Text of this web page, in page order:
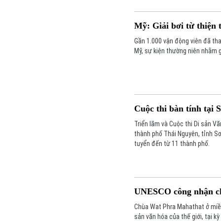
Mỹ: Giải bơi từ thiện
Gần 1.000 vận động viên đã
Mỹ, sự kiện thường niên
Cuộc thi bàn tính tại
Triển lãm và Cuộc thi Di sản
thành phố Thái Nguyên, tỉnh
tuyển đến từ 11 thành phố.
UNESCO công nhận
Chùa Wat Phra Mahathat ở
sản văn hóa của thế giới, tại